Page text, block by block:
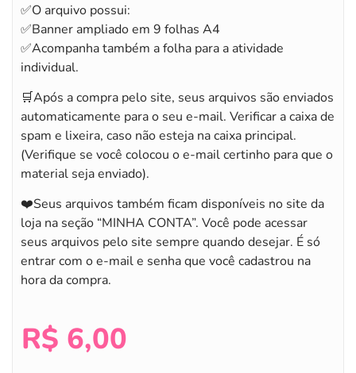
✅O arquivo possui:
✅Banner ampliado em 9 folhas A4
✅Acompanha também a folha para a atividade
individual.
🛒Após a compra pelo site, seus arquivos são enviados
automaticamente para o seu e-mail. Verificar a caixa de
spam e lixeira, caso não esteja na caixa principal.
(Verifique se você colocou o e-mail certinho para que o
material seja enviado).
❤️Seus arquivos também ficam disponíveis no site da
loja na seção “MINHA CONTA”. Você pode acessar
seus arquivos pelo site sempre quando desejar. É só
entrar com o e-mail e senha que você cadastrou na
hora da compra.
R$ 6,00